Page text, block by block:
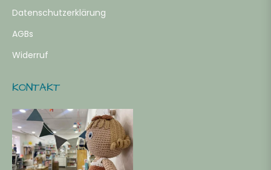
Datenschutzerklärung
AGBs
Widerruf
KONTAKT